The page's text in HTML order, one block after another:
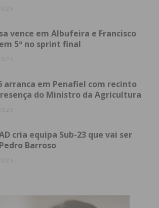
Imediato
de forma regular a informação
atualizada.
e concordo com os
vence em Albufeira e Francisco
5º no sprint final
arranca em Penafiel com recinto
do Ministro da Agricultura
cria equipa Sub-23 que vai ser
Barroso